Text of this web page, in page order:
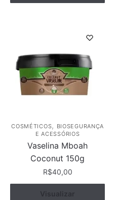
COSMÉTICOS, BIOSEGURANÇA
E ACESSÓRIOS
Vaselina Mboah
Coconut 150g
R$40,00
Comprar
Visualizar